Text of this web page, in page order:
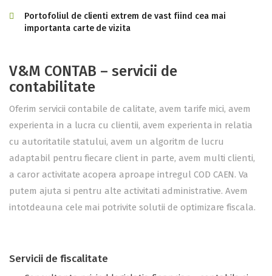
Portofoliul de clienti extrem de vast fiind cea mai
importanta carte de vizita
V&M CONTAB – servicii de
contabilitate
Oferim servicii contabile de calitate, avem tarife mici, avem
experienta in a lucra cu clientii, avem experienta in relatia
cu autoritatile statului, avem un algoritm de lucru
adaptabil pentru fiecare client in parte, avem multi clienti,
a caror activitate acopera aproape intregul COD CAEN. Va
putem ajuta si pentru alte activitati administrative. Avem
intotdeauna cele mai potrivite solutii de optimizare fiscala.
Servicii de fiscalitate